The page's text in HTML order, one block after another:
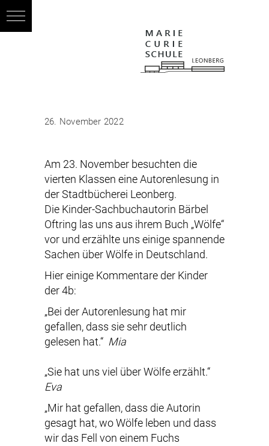
26. November 2022
Am 23. November besuchten die
vierten Klassen eine Autorenlesung in
der Stadtbücherei Leonberg.
Die Kinder-Sachbuchautorin Bärbel
Oftring las uns aus ihrem Buch „Wölfe“
vor und erzählte uns einige spannende
Sachen über Wölfe in Deutschland.
Hier einige Kommentare der Kinder
der 4b:
„Bei der Autorenlesung hat mir
gefallen, dass sie sehr deutlich
gelesen hat.“ Mia
„Sie hat uns viel über Wölfe erzählt.“
Eva
„Mir hat gefallen, dass die Autorin
gesagt hat, wo Wölfe leben und dass
wir das Fell von einem Fuchs